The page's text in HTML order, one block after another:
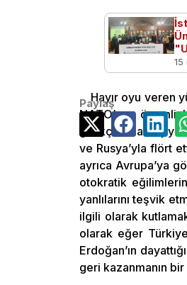
Aydınlık
ABD’nin ünlü
kaleme alındı.
gelen her şeyi
Hayır oyu veren
NATO’nun
gittikçe
ve Rusya’yla flört
ayrıca Avrupa’ya
otokratik
yanlılarını teşvik
ilgili olarak
olarak eğer
Erdoğan’ın
geri kazanmanın
15
Paylaş